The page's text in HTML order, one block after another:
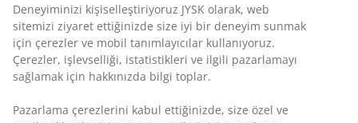
SKU: 4705720
Montaj talimatları
Deneyiminizi kişiselleştiriyoruz JYSK olarak, web
sitemizi ziyaret ettiğinizde size iyi bir deneyim sunmak
için çerezler ve mobil tanımlayıcılar kullanıyoruz.
Çerezler, işlevselliği, istatistikleri ve ilgili pazarlamayı
sağlamak için hakkınızda bilgi toplar.
Pazarlama çerezlerini kabul ettiğinizde, size özel ve